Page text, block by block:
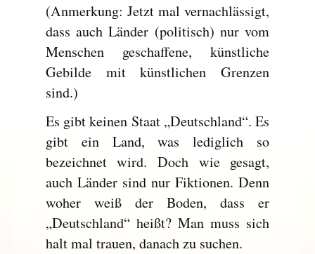
(Anmerkung: Jetzt mal vernachlässigt,
dass auch Länder (politisch) nur vom
Menschen geschaffene, künstliche
Gebilde mit künstlichen Grenzen
sind.)
Es gibt keinen Staat „Deutschland“. Es
gibt ein Land, was lediglich so
bezeichnet wird. Doch wie gesagt,
auch Länder sind nur Fiktionen. Denn
woher weiß der Boden, dass er
„Deutschland“ heißt? Man muss sich
halt mal trauen, danach zu suchen.